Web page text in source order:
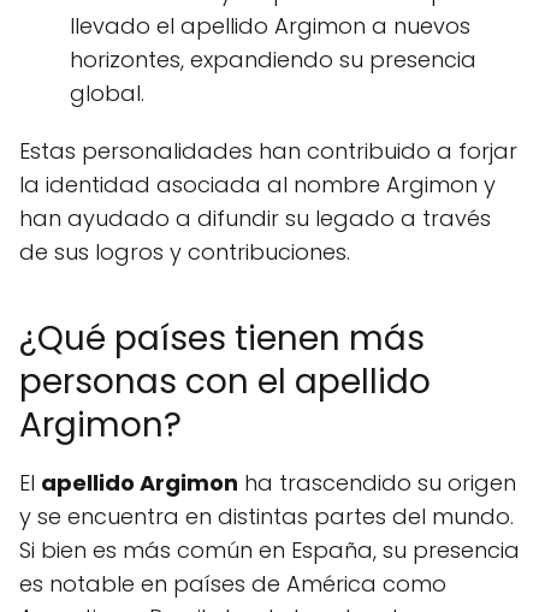
llevado el apellido Argimon a nuevos
horizontes, expandiendo su presencia
global.
Estas personalidades han contribuido a forjar
la identidad asociada al nombre Argimon y
han ayudado a difundir su legado a través
de sus logros y contribuciones.
¿Qué países tienen más
personas con el apellido
Argimon?
El apellido Argimon ha trascendido su origen
y se encuentra en distintas partes del mundo.
Si bien es más común en España, su presencia
es notable en países de América como